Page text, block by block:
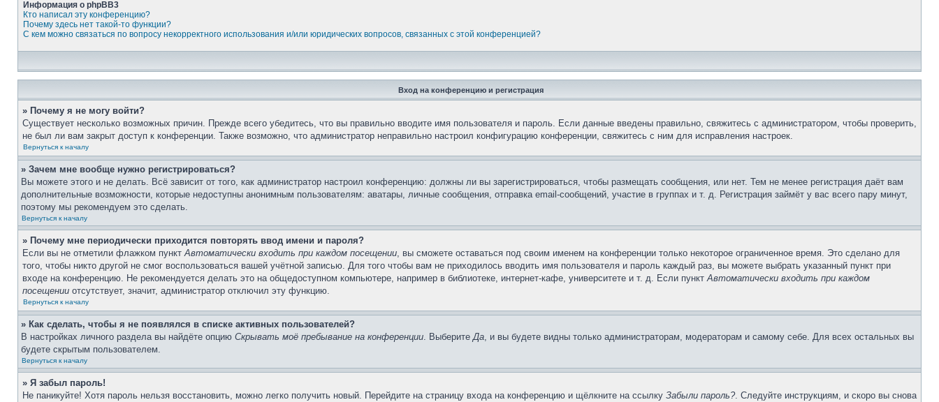
Информация о phpBB3
Кто написал эту конференцию?
Почему здесь нет такой-то функции?
С кем можно связаться по вопросу некорректного использования и/или юридических вопросов, связанных с этой конференцией?
Вход на конференцию и регистрация
» Почему я не могу войти?
Существует несколько возможных причин. Прежде всего убедитесь, что вы правильно вводите имя пользователя и пароль. Если данные введены правильно, свяжитесь с администратором, чтобы проверить,
не был ли вам закрыт доступ к конференции. Также возможно, что администратор неправильно настроил конфигурацию конференции, свяжитесь с ним для исправления настроек.
Вернуться к началу
» Зачем мне вообще нужно регистрироваться?
Вы можете этого и не делать. Всё зависит от того, как администратор настроил конференцию: должны ли вы зарегистрироваться, чтобы размещать сообщения, или нет. Тем не менее регистрация даёт вам
дополнительные возможности, которые недоступны анонимным пользователям: аватары, личные сообщения, отправка email-сообщений, участие в группах и т. д. Регистрация займёт у вас всего пару минут,
поэтому мы рекомендуем это сделать.
Вернуться к началу
» Почему мне периодически приходится повторять ввод имени и пароля?
Если вы не отметили флажком пунктАвтоматически входить при каждом посещении, вы сможете оставаться под своим именем на конференции только некоторое ограниченное время. Это сделано для
того, чтобы никто другой не смог воспользоваться вашей учётной записью. Для того чтобы вам не приходилось вводить имя пользователя и пароль каждый раз, вы можете выбрать указанный пункт при
входе на конференцию. Не рекомендуется делать это на общедоступном компьютере, например в библиотеке, интернет-кафе, университете и т. д. Если пунктАвтоматически входить при каждом
посещении отсутствует, значит, администратор отключил эту функцию.
Вернуться к началу
» Как сделать, чтобы я не появлялся в списке активных пользователей?
В настройках личного раздела вы найдёте опцию Скрывать моё пребывание на конференции. ВыберитеДа, и вы будете видны только администраторам, модераторам и самому себе. Для всех остальных вы
будете скрытым пользователем.
Вернуться к началу
» Я забыл пароль!
Не паникуйте! Хотя пароль нельзя восстановить, можно легко получить новый. Перейдите на страницу входа на конференцию и щёлкните на ссылку Забыли пароль?. Следуйте инструкциям, и скоро вы снова